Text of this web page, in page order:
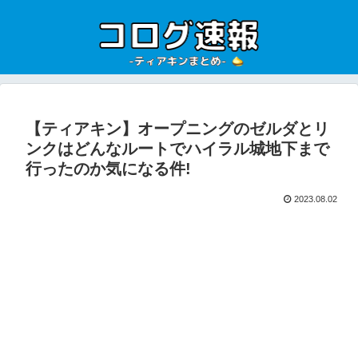
【ティアキン】オープニングのゼルダとリ
ンクはどんなルートでハイラル城地下まで
行ったのか気になる件!
2023.08.02